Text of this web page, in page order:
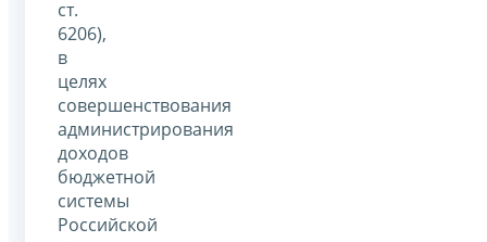
ст.
6206),
в
целях
совершенствования
администрирования
доходов
бюджетной
системы
Российской